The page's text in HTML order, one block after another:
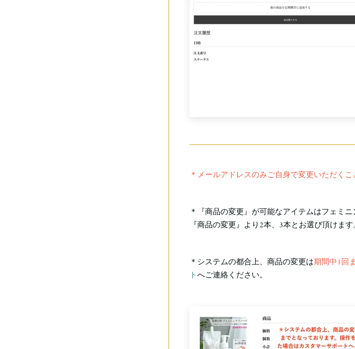
＊メールアドレスのみご自身で変更いただくこ
＊『商品の変更』が可能なアイテムはフェミ
『商品の変更』より2本、3本とお選び頂けます。
＊システムの都合上、商品の変更は期間中1回
トへご連絡ください。